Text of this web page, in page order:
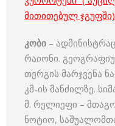
მითითებულ
კობი –
რაიონი.
თერგის მარჯვენა
კმ-ის მანძილზე.
მ. რელიეფი –
ნოტიო,